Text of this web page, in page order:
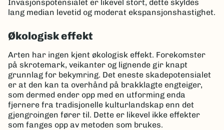
Invasjonspotensialet er likevel stort, dette skyldes
lang median levetid og moderat ekspansjonshastighet.
Økologisk effekt
Arten har ingen kjent økologisk effekt. Forekomster
på skrotemark, veikanter og lignende gir knapt
grunnlag for bekymring. Det eneste skadepotensialet
er at den kan ta overhånd på brakklagte engteiger,
som dermed ender opp med en utforming enda
fjernere fra tradisjonelle kulturlandskap enn det
gjengroingen fører til. Dette er likevel ikke effekter
som fanges opp av metoden som brukes.